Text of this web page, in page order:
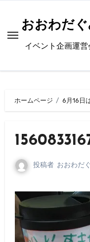
おおわだ
イベント企画運
ホームページ 6月16日
投稿者 おおわだ